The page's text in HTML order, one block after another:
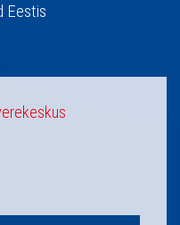
Eestis